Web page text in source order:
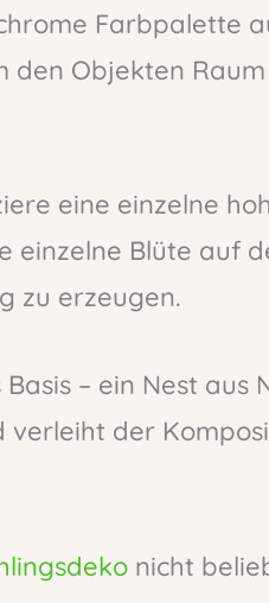
Farbpalette
den Objekten
eine einzelne
einzelne Blüte auf
zu erzeugen.
– ein Nest aus
der
nicht